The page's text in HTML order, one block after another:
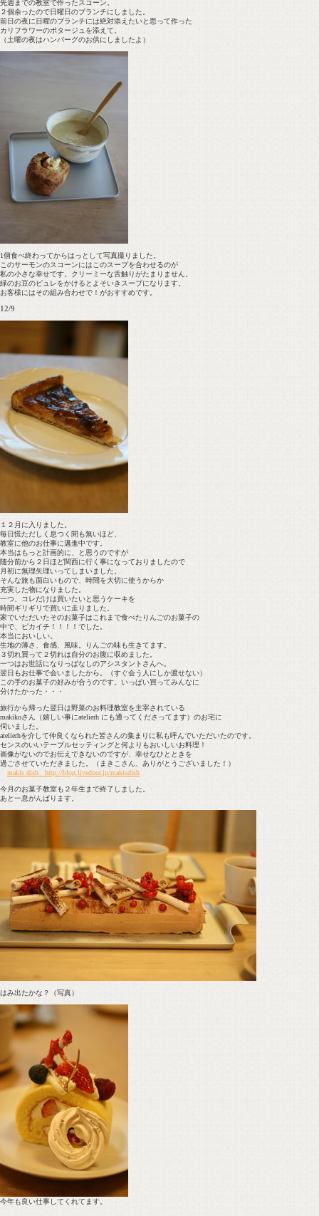
先週までの教室で作ったスコーン。
２個余ったので日曜日のブランチにしました。
前日の夜に日曜のブランチには絶対添えたいと思って作った
カリフラワーのポタージュを添えて。
（土曜の夜はハンバーグのお供にしましたよ）
1個食べ終わってからはっとして写真撮りました。
このサーモンのスコーンにはこのスープを合わせるのが
私の小さな幸せです。クリーミーな舌触りがたまりません。
緑のお豆のピュレをかけるとよそいきスープになります。
お客様にはその組み合わせで！がおすすめです。
12/9
１２月に入りました。
毎日慌ただしく息つく間も無いほど、
教室に他のお仕事に邁進中です。
本当はもっと計画的に、と思うのですが
随分前から２日ほど関西に行く事になっておりましたので
月初に無理矢理いってしまいました。
そんな旅も面白いもので、時間を大切に使うからか
充実した物になりました。
一つ、コレだけは買いたいと思うケーキを
時間ギリギリで買いに走りました。
家でいただいたそのお菓子はこれまで食べたりんごのお菓子の
中で、ピカイチ！！！！でした。
本当においしい。
生地の薄さ、食感、風味。りんごの味も生きてます。
３切れ買って２切れは自分のお腹に収めました。
一つはお世話になりっぱなしのアシスタントさんへ。
翌日もお仕事で会いましたから。（すぐ会う人にしか渡せない）
この手のお菓子の好みが合うのです。いっぱい買ってみんなに
分けたかった・・・
旅行から帰った翌日は野菜のお料理教室を主宰されている
makikoさん（嬉しい事にatelierh にも通ってくださってます）のお宅に
伺いました。
atelierhを介して仲良くなられた皆さんの集まりに私も呼んでいただいたのです。
センスのいいテーブルセッティングと何よりもおいしいお料理！
画像がないのでお伝えできないのですが、幸せなひとときを
過ごさせていただきました。（まきこさん、ありがとうございました！）
makis dish http://blog.livedoor.jp/makisdish
今月のお菓子教室も２年生まで終了しました。
あと一息がんばります。
はみ出たかな？（写真）
今年も良い仕事してくれてます。